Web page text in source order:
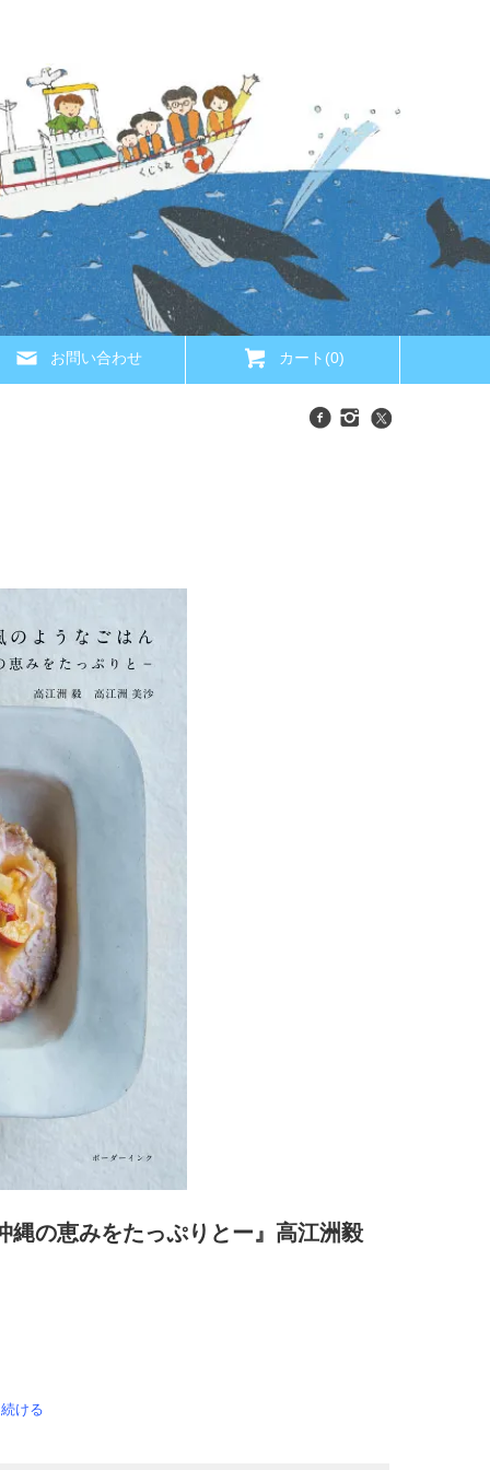
お問い合わせ カート(0)
の恵みをたっぷりとー』高江洲毅
ける